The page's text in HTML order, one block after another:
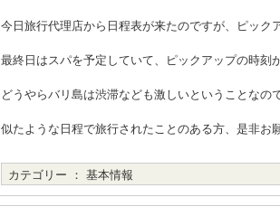
今日旅行代理店から日程表が来たのですが、ピック
最終日はスパを予定していて、ピックアップの時刻
どうやらバリ島は渋滞なども激しいということなの
似たような日程で旅行されたことのある方、是非お
カテゴリー ： 基本情報